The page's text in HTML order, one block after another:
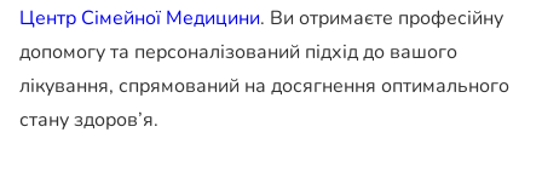
Центр Сімейної Медицини. Ви отримаєте професійну
допомогу та персоналізований підхід до вашого
лікування, спрямований на досягнення оптимального
стану здоров’я.